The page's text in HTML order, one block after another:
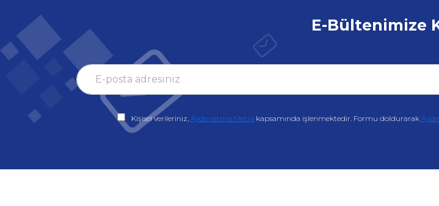
E-Bültenimize
Kişisel verileriniz, Aydınlatma Metni kapsamında işlenmektedir. Formu doldurarak